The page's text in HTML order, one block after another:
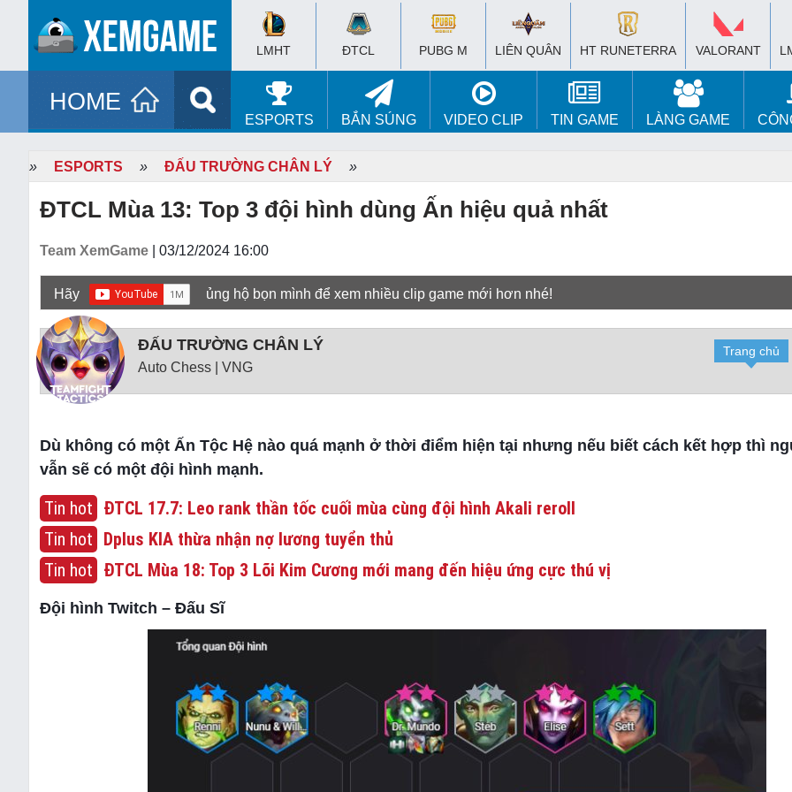
LMHT ĐTCL PUBG M LIÊN QUÂN HT RUNETERRA VALORANT
HOME
ESPORTS BẮN SÚNG VIDEO CLIP TIN GAME LÀNG GAME
» ESPORTS » ĐẤU TRƯỜNG CHÂN LÝ »
ĐTCL Mùa 13: Top 3 đội hình dùng Ấn hiệu quả nhất
Team XemGame | 03/12/2024 16:00
Hãy ủng hộ bọn mình để xem nhiều clip game mới hơn nhé!
ĐẤU TRƯỜNG CHÂN LÝ
Auto Chess | VNG
Trang chủ
Dù không có một Ấn Tộc Hệ nào quá mạnh ở thời điểm hiện tại nhưng nếu biết cách kết hợp thì
vẫn sẽ có một đội hình mạnh.
Tin hot ĐTCL 17.7: Leo rank thần tốc cuối mùa cùng đội hình Akali reroll
Tin hot Dplus KIA thừa nhận nợ lương tuyển thủ
Tin hot ĐTCL Mùa 18: Top 3 Lõi Kim Cương mới mang đến hiệu ứng cực thú vị
Đội hình Twitch – Đấu Sĩ